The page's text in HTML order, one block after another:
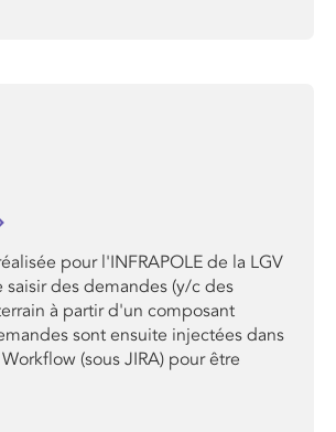
pour l'INFRAPOLE de la LGV
saisir des demandes (y/c des
à partir d'un composant
sont ensuite injectées dans
(sous JIRA) pour être